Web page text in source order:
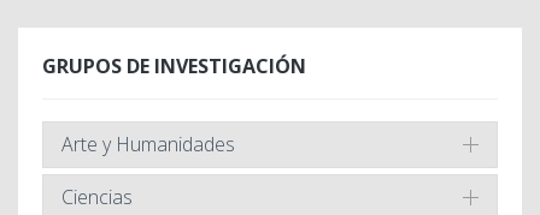
GRUPOS DE INVESTIGACIÓN
Arte y Humanidades
Ciencias